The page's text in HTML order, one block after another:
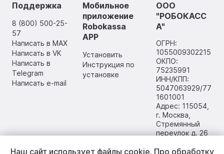
Поддержка
8 (800) 500-25-
57
Написать в MAX
Написать в VK
Написать в
Telegram
Написать e-mail
Мобильное
приложение
Robokassa
APP
Установить
Инструкция по
установке
ООО
"РОБОКАСС
А"
ОГРН:
1055009302215
ОКПО:
75235991
ИНН/КПП:
5047063929/77
1601001
Адрес: 115054,
г. Москва,
Стремянный
переулок д. 26
Наш сайт использует файлы cookie. Про обработку